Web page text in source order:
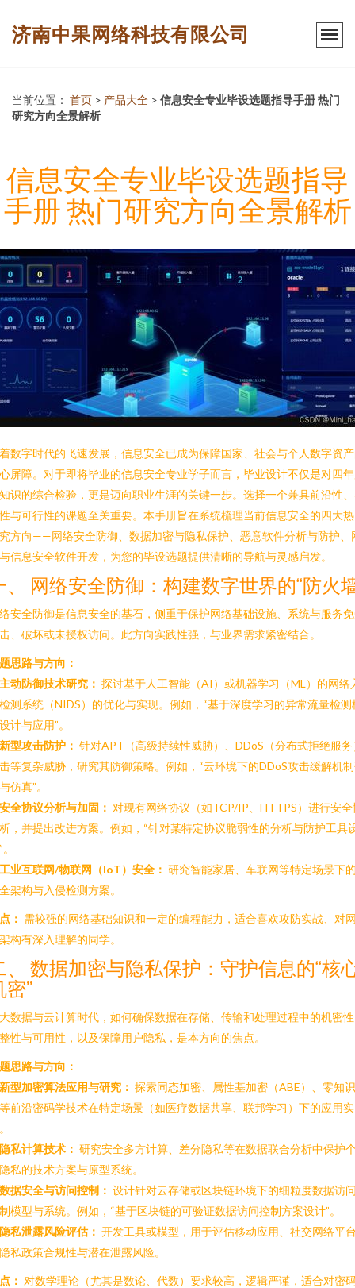
济南中果网络科技有限公司
当前位置： 首页 > 产品大全 > 信息安全专业毕设选题指导手册 热门
研究方向全景解析
信息安全专业毕设选题指导
手册 热门研究方向全景解析
数字时代的飞速发展，信息安全已成为保障国家、社会与个人数字资
屏障。对于即将毕业的信息安全专业学子而言，毕业设计不仅是对四
识的综合检验，更是迈向职业生涯的关键一步。选择一个兼具前沿性
与可行性的课题至关重要。本手册旨在系统梳理当前信息安全的四大
方向——网络安全防御、数据加密与隐私保护、恶意软件分析与防护、
信息安全软件开发，为您的毕设选题提供清晰的导航与灵感启发。
、 网络安全防御：构建数字世界的“防火
安全防御是信息安全的基石，侧重于保护网络基础设施、系统与服务
、破坏或未授权访问。此方向实践性强，与业界需求紧密结合。
思路与方向：
主动防御技术研究： 探讨基于人工智能（AI）或机器学习（ML）的网络
测系统（NIDS）的优化与实现。例如，“基于深度学习的异常流量检测
计与应用”。
新型攻击防护： 针对APT（高级持续性威胁）、DDoS（分布式拒绝服务
等复杂威胁，研究其防御策略。例如，“云环境下的DDoS攻击缓解机
仿真”。
安全协议分析与加固： 对现有网络协议（如TCP/IP、HTTPS）进行安全
，并提出改进方案。例如，“针对某特定协议脆弱性的分析与防护工具
工业互联网/物联网（IoT）安全： 研究智能家居、车联网等特定场景下
架构与入侵检测方案。
： 需较强的网络基础知识和一定的编程能力，适合喜欢攻防实战、对
构有深入理解的同学。
、 数据加密与隐私保护：守护信息的“核
密”
数据与云计算时代，如何确保数据在存储、传输和处理过程中的机密
性与可用性，以及保障用户隐私，是本方向的焦点。
思路与方向：
新型加密算法应用与研究： 探索同态加密、属性基加密（ABE）、零知
前沿密码学技术在特定场景（如医疗数据共享、联邦学习）下的应用实
隐私计算技术： 研究安全多方计算、差分隐私等在数据联合分析中保护
私的技术方案与原型系统。
数据安全与访问控制： 设计针对云存储或区块链环境下的细粒度数据访
模型与系统。例如，“基于区块链的可验证数据访问控制方案设计”。
隐私泄露风险评估： 开发工具或模型，用于评估移动应用、社交网络平
私政策合规性与潜在泄露风险。
： 对数学理论（尤其是数论、代数）要求较高，逻辑严谨，适合对密